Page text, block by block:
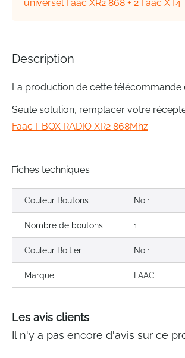
gallery
universel Faac XR2 868 + 2 Faac XT4
Description
La production de cette télécommande
Seule solution, remplacer votre
Faac I-BOX RADIO XR2 868Mhz
Fiches techniques
Couleur Boutons Noir
Nombre de boutons 1
Couleur Boitier Noir
Marque FAAC
Les avis clients
Il n'y a pas encore d'avis sur ce